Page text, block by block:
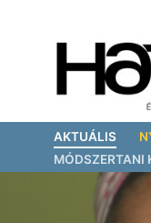
AKTUÁLIS
MÓDSZERTANI